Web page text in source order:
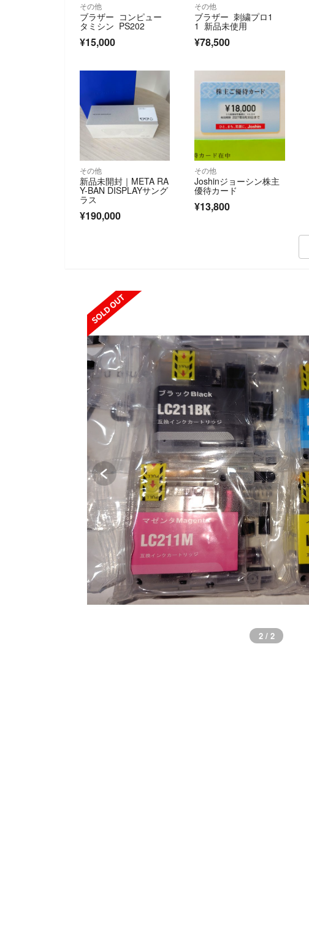
その他
ブラザー コンピュー
タミシン PS202
¥15,000
その他
ブラザー 刺繍プロ1
1 新品未使用
¥78,500
その他
新品未開封｜META RA
Y-BAN DISPLAYサング
ラス
¥190,000
その他
Joshinジョーシン株主
優待カード
¥13,800
2 / 2